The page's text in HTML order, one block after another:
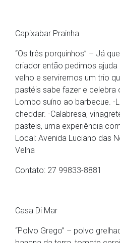
Capixabar Prainha
“Os três porquinhos” – Já
criador então pedimos
velho e serviremos um trio
pastéis sabe fazer e celebra
Lombo suíno ao barbecue. -
cheddar. -Calabresa,
pasteis, uma experiência
Local: Avenida Luciano das
Velha
Contato: 27 99833-8881
Casa Di Mar
“Polvo Grego” – polvo